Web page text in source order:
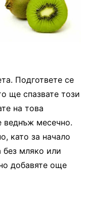
Подгответе се
ще спазвате този
на това
веднъж месечно.
като за начало
без мляко или
добавяте още